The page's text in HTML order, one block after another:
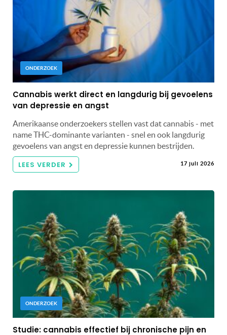
ONDERZOEK
Cannabis werkt direct en langdurig bij gevoelens
van depressie en angst
Amerikaanse onderzoekers stellen vast dat cannabis - met
name THC-dominante varianten - snel en ook langdurig
gevoelens van angst en depressie kunnen bestrijden.
LEES VERDER 17 juli 2026
ONDERZOEK
Studie: cannabis effectief bij chronische pijn en